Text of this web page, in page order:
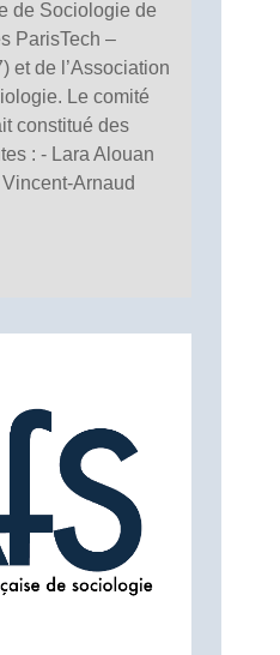
de Sociologie de
ParisTech –
et de l’Association
Le comité
constitué des
: - Lara Alouan
Arnaud